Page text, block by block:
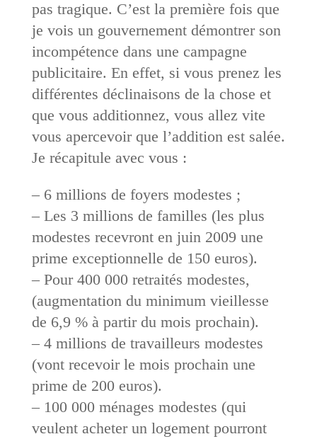
pas tragique. C’est la première fois que
je vois un gouvernement démontrer son
incompétence dans une campagne
publicitaire. En effet, si vous prenez les
différentes déclinaisons de la chose et
que vous additionnez, vous allez vite
vous apercevoir que l’addition est salée.
Je récapitule avec vous :
– 6 millions de foyers modestes ;
– Les 3 millions de familles (les plus
modestes recevront en juin 2009 une
prime exceptionnelle de 150 euros).
– Pour 400 000 retraités modestes,
(augmentation du minimum vieillesse
de 6,9 % à partir du mois prochain).
– 4 millions de travailleurs modestes
(vont recevoir le mois prochain une
prime de 200 euros).
– 100 000 ménages modestes (qui
veulent acheter un logement pourront